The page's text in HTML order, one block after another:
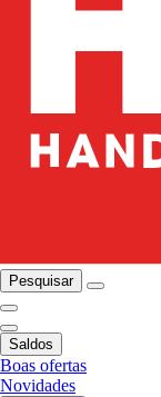
Pesquisar
Saldos
Boas ofertas
Novidades